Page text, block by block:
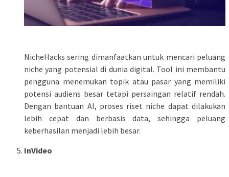
NicheHacks sering dimanfaatkan untuk mencari peluang
niche yang potensial di dunia digital. Tool ini membantu
pengguna menemukan topik atau pasar yang memiliki
potensi audiens besar tetapi persaingan relatif rendah.
Dengan bantuan AI, proses riset niche dapat dilakukan
lebih cepat dan berbasis data, sehingga peluang
keberhasilan menjadi lebih besar.
InVideo